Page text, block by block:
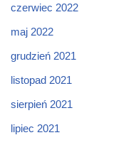
czerwiec 2022
maj 2022
grudzień 2021
listopad 2021
sierpień 2021
lipiec 2021